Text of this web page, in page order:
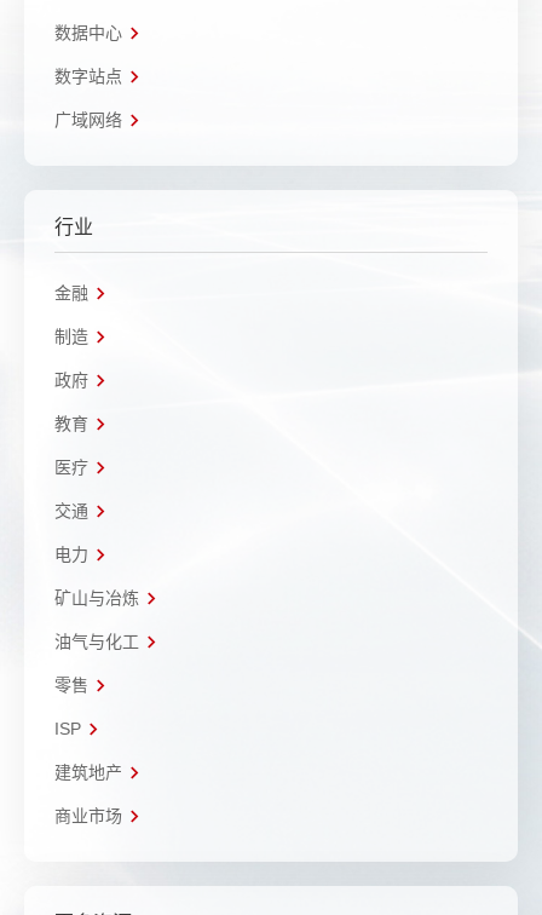
数据中心
数字站点
广域网络
行业
金融
制造
政府
教育
医疗
交通
电力
矿山与冶炼
油气与化工
零售
ISP
建筑地产
商业市场